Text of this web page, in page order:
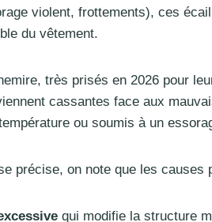
violent, frottements), ces
du vêtement.
très prisés en 2026 pour
cassantes face aux
ou soumis à un
précise, on note que les causes
qui modifie la structure